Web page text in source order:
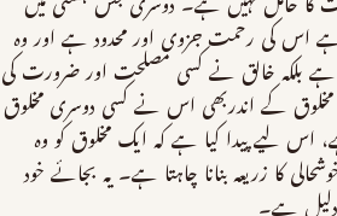
کا حامل نہیں ہے۔ دوسری جس ہستی میں
اس کی رحمت جزوی اور محدود ہے اور وہ
بلکہ خالق نے کسی مصلحت اور ضرورت کی
کے اندربھی اس نے کسی دوسری مخلوق
اس لیے پیدا کیا ہے کہ ایک مخلوق کو وہ
کا زریعہ بنانا چاہتا ہے۔ یہ بجائے خود
ہے۔